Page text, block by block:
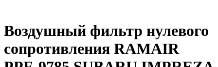
Воздушный фильтр нулевого
сопротивления RAMAIR